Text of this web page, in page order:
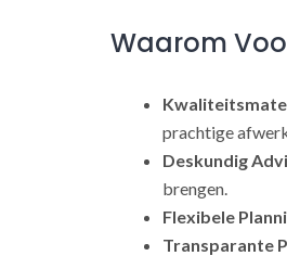
Waarom
prachtige
Deskundig
brengen.
Flexibele
Transparante